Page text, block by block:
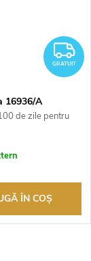
GRATUIT
16936/A
de zile pentru
Vânzător
ÎN COŞ